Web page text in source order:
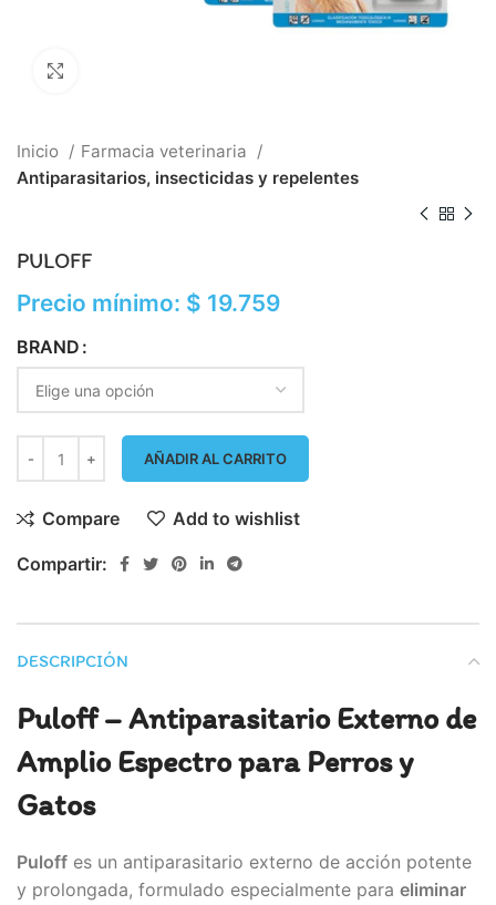
Inicio
Farmacia veterinaria
Antiparasitarios, insecticidas y repelentes
PULOFF
Precio mínimo: $ 19.759
BRAND
AÑADIR AL CARRITO
Compare Add to wishlist
Compartir:
DESCRIPCIÓN
Puloff – Antiparasitario Externo de
Amplio Espectro para Perros y
Gatos
Puloff es un antiparasitario externo de acción potente
y prolongada, formulado especialmente para eliminar